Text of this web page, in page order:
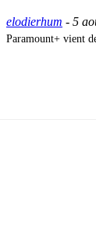
elodierhum - 5
Paramount+ vient